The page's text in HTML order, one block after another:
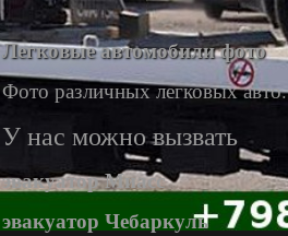
Легковые автомобили фото
Фото различных легковых авто.
У нас можно вызвать
эвакуатор Миасс
эвакуатор Чебаркуль